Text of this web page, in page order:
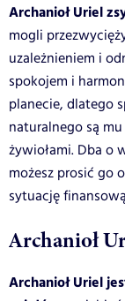
Archanioł Uriel
mogli
uzależnieniem i
spokojem i
planecie, dlatego
naturalnego są
żywiołami. Dba o
możesz prosić go
sytuację
Archanioł
Archanioł Uriel